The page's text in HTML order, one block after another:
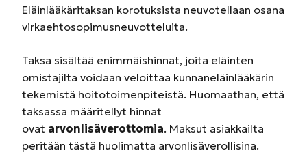
Eläinlääkäritaksan korotuksista neuvotellaan osana
virkaehtosopimusneuvotteluita.
Taksa sisältää enimmäishinnat, joita eläinten
omistajilta voidaan veloittaa kunnaneläinlääkärin
tekemistä hoitotoimenpiteistä. Huomaathan, että
taksassa määritellyt hinnat
ovat arvonlisäverottomia. Maksut asiakkailta
peritään tästä huolimatta arvonlisäverollisina.